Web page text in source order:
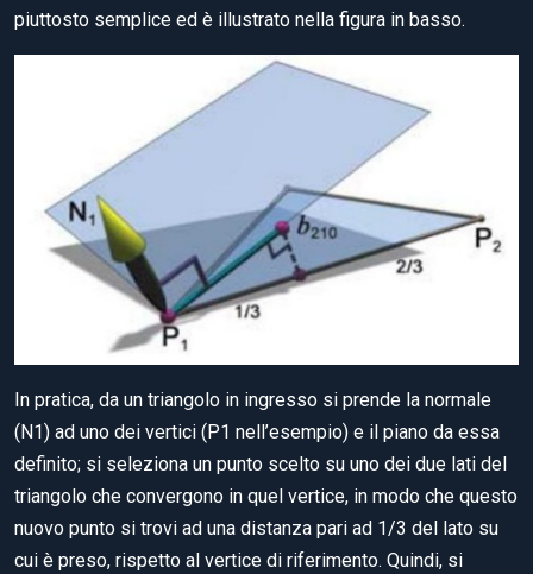
piuttosto semplice ed è illustrato nella figura in basso.
In pratica, da un triangolo in ingresso si prende la normale
(N1) ad uno dei vertici (P1 nell’esempio) e il piano da essa
definito; si seleziona un punto scelto su uno dei due lati del
triangolo che convergono in quel vertice, in modo che questo
nuovo punto si trovi ad una distanza pari ad 1/3 del lato su
cui è preso, rispetto al vertice di riferimento. Quindi, si